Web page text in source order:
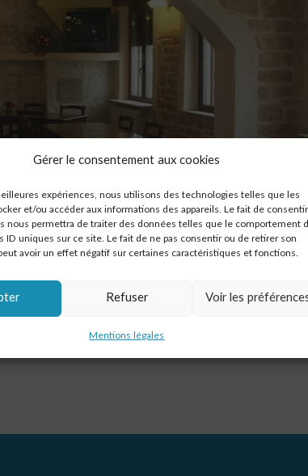
Gérer le consentement aux cookies
expériences, nous utilisons des technologies telles que les
et/ou accéder aux informations des appareils. Le fait de
nous permettra de traiter des données telles que le comportement
ID uniques sur ce site. Le fait de ne pas consentir ou de retirer son
avoir un effet négatif sur certaines caractéristiques et fonctions.
Refuser Voir les
Mentions légales